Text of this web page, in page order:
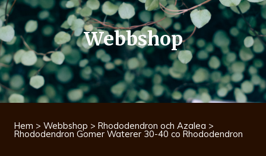
Webbshop
Hem > Webbshop > Rhododendron och Azalea >
Rhododendron Gomer Waterer 30-40 co Rhododendron